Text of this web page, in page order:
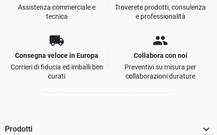
Assistenza commerciale e
tecnica
Troverete prodotti, consulenza
e professionalità
local_shipping
Consegna veloce in Europa
Corrieri di fiducia ed imballi ben
curati
people
Collabora con noi
Preventivi su misura per
collaborazioni durature
Prodotti 